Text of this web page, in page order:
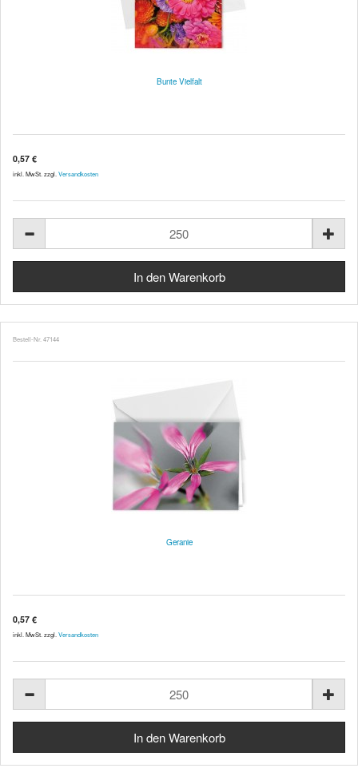
Bunte Vielfalt
0,57 €
inkl. MwSt. zzgl. Versandkosten
Bestell-Nr. 47144
Geranie
0,57 €
inkl. MwSt. zzgl. Versandkosten